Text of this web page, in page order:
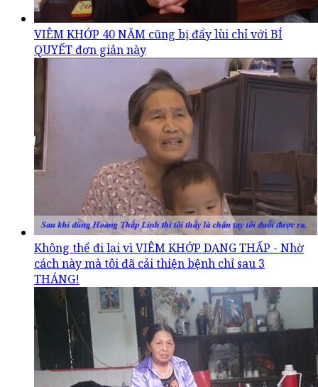
VIÊM KHỚP 40 NĂM cũng bị đẩy lùi chỉ với BÍ
QUYẾT đơn giản này
Không thể đi lại vì VIÊM KHỚP DẠNG THẤP - Nhờ
cách này mà tôi đã cải thiện bệnh chỉ sau 3
THÁNG!